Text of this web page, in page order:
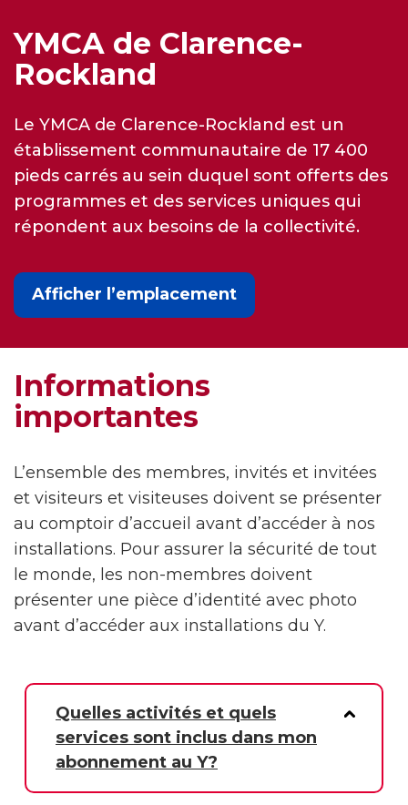
YMCA de Clarence-
Rockland
Le YMCA de Clarence-Rockland est un
établissement communautaire de 17 400
pieds carrés au sein duquel sont offerts des
programmes et des services uniques qui
répondent aux besoins de la collectivité.
Afficher l’emplacement
Informations
importantes
L’ensemble des membres, invités et invitées
et visiteurs et visiteuses doivent se présenter
au comptoir d’accueil avant d’accéder à nos
installations. Pour assurer la sécurité de tout
le monde, les non-membres doivent
présenter une pièce d’identité avec photo
avant d’accéder aux installations du Y.
Quelles activités et quels
services sont inclus dans mon
abonnement au Y?